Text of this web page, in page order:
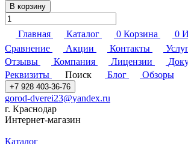
В корзину
Главная Каталог 0 Корзина 0
Сравнение
Акции Контакты
Отзывы
Компания Лицензии
Реквизиты
Поиск Блог Обзоры
+7 928 403-36-76
gorod-dverei23@yandex.ru
г. Краснодар
Интернет-магазин
Каталог